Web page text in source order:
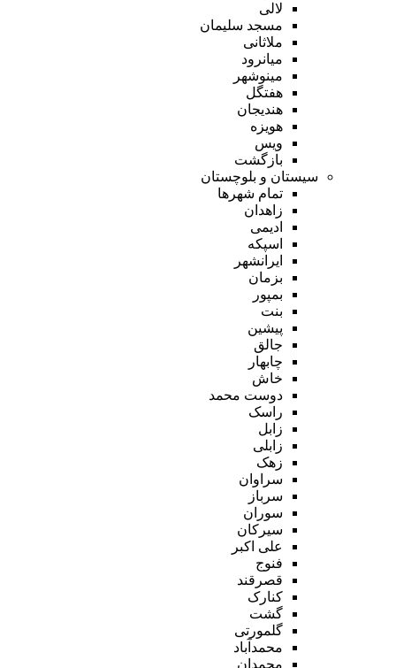
لالی
مسجد سلیمان
ملاثانی
میانرود
مینوشهر
هفتگل
هندیجان
هویزه
ویس
بازگشت
سیستان و بلوچستان
تمام شهر‌ها
زاهدان
ادیمی
اسپکه
ایرانشهر
بزمان
بمپور
بنت
پیشین
جالق
چابهار
خاش
دوست محمد
راسک
زابل
زابلی
زهک
سراوان
سرباز
سوران
سیرکان
علی اکبر
فنوج
قصرقند
کنارک
گشت
گلمورتی
محمدآباد
محمدان